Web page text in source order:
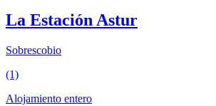
La Estación Astur
Sobrescobio
(1)
Alojamiento entero